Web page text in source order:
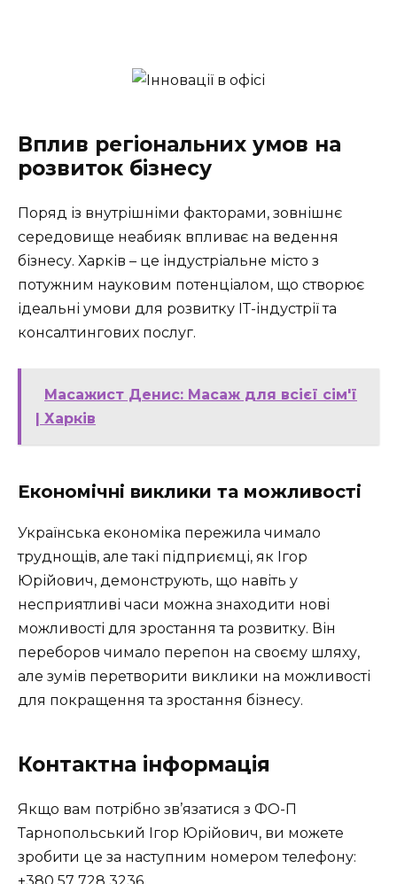
Вплив регіональних умов на
розвиток бізнесу
Поряд із внутрішніми факторами, зовнішнє
середовище неабияк впливає на ведення
бізнесу. Харків – це індустріальне місто з
потужним науковим потенціалом, що створює
ідеальні умови для розвитку ІТ-індустрії та
консалтингових послуг.
Масажист Денис: Масаж для всієї сім'ї
| Харків
Економічні виклики та можливості
Українська економіка пережила чимало
труднощів, але такі підприємці, як Ігор
Юрійович, демонструють, що навіть у
несприятливі часи можна знаходити нові
можливості для зростання та розвитку. Він
переборов чимало перепон на своєму шляху,
але зумів перетворити виклики на можливості
для покращення та зростання бізнесу.
Контактна інформація
Якщо вам потрібно зв’язатися з ФО-П
Тарнопольський Ігор Юрійович, ви можете
зробити це за наступним номером телефону: